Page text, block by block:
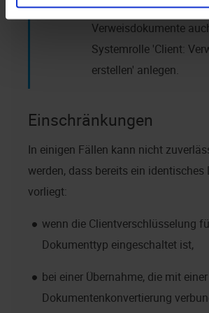
Benutzer können auf
Verweisdokumente
Systemrolle 'Client:
erstellen' anlegen.
Einschränkungen
In einigen Fällen kann nicht
werden, dass bereits ein identisches
vorliegt:
wenn die Clientverschlüsselung
Dokumenttyp eingeschaltet ist,
bei einer Übernahme, die mit einer
Dokumentenkonvertierung